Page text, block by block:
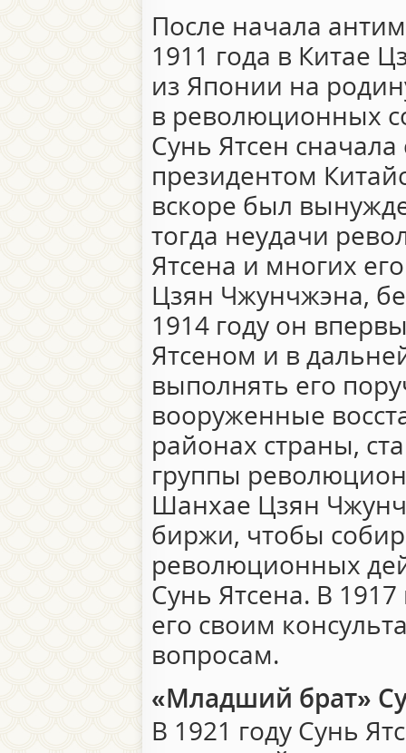
После начала
1911 года в Китае
из Японии на
в революционных
Сунь Ятсен
президентом
вскоре был
тогда неудачи
Ятсена и многих
Цзян Чжунчжэна,
1914 году он
Ятсеном и в
выполнять его
вооруженные
районах страны,
группы
Шанхае Цзян
биржи, чтобы
революционных
Сунь Ятсена. В
его своим
вопросам.
«Младший брат»
В 1921 году Сунь